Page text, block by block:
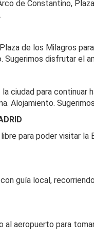
de Constantino,
Plaza de los Milagros
Sugerimos disfrutar el
ciudad para
Alojamiento.
para poder visitar
guía local,
al aeropuerto para